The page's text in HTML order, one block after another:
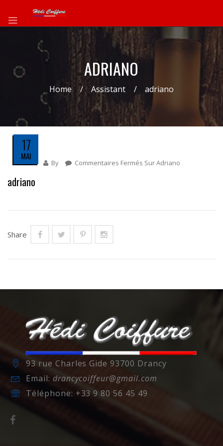
ADRIANO
Home Assistant adriano
17
MAI
By Commentaires Fermés Sur Adriano
adriano
Share
93 rue Charles Gide 93700 Drancy
Email: drancycoiffeur@gmail.com
Téléphone: +33 9 80 56 45 49